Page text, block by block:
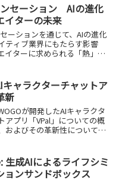
セーション AIの進化
イターの未来
ーションを通じて、AIの進化
ティブ業界にもたらす影響
イターに求められる「熱」と
キャラクターチャットア
新
が開発したAIキャラクタ
アプリ「VPal」についての概
およびその革新性についての
生成AIによるライフシミ
ョンサンドボックス